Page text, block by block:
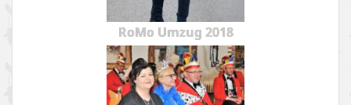
RoMo Umzug 2018